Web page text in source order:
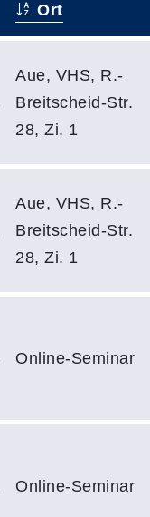
Ort
Aue, VHS, R.-
Breitscheid-Str.
28, Zi. 1
Aue, VHS, R.-
Breitscheid-Str.
28, Zi. 1
Online-Seminar
Online-Seminar